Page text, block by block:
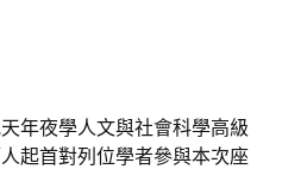
年夜學人文與社會科學高級
起首對列位學者參與本次座